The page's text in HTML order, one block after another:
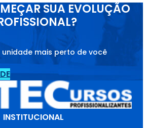
SUA EVOLUÇÃO
unidade mais perto de você
INSTITUCIONAL